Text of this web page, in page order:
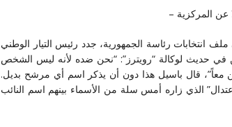
عن المركزية –
انتخابات رئاسة الجمهورية، جدد رئيس التيار الوطني
في حديث لوكالة “رويترز”: “نحن ضده لأنه ليس الشخص
معاً”، قال باسيل هذا دون أن يذكر اسم أي مرشح بديل.
الذي زاره أمس سلة من الأسماء بينهم اسم النائب